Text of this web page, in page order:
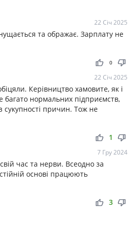
22 Січ 2025
та ображає. Зарплату не
thumb_up thumb_down
0
22 Січ 2025
Керівництво хамовите, як і
нормальних підприємств,
сукупності причин. Тож не
thumb_up thumb_down
1
7 Гру 2024
час та нерви. Всеодно за
основі працюють
thumb_up thumb_down
3